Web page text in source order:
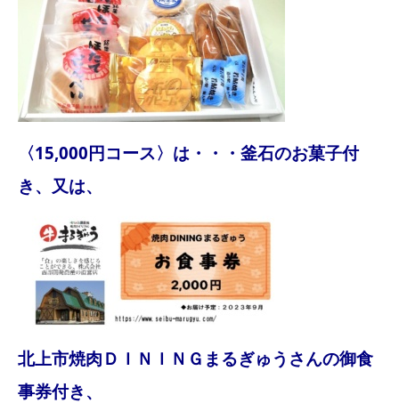
〈15,000円コース〉は・・・釜石のお菓子付
き、又は、
北上市焼肉ＤＩＮＩＮＧまるぎゅうさんの御食
事券付き、